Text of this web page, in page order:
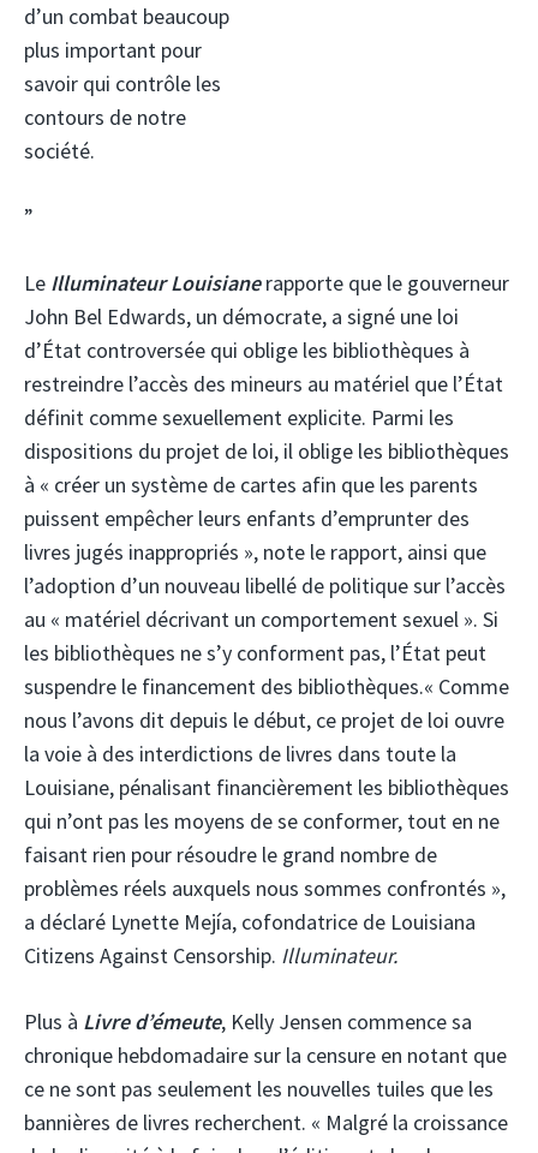
d’un combat beaucoup
plus important pour
savoir qui contrôle les
contours de notre
société.
”
Le Illuminateur Louisianerapporte que le gouverneur
John Bel Edwards, un démocrate, a signé une loi
d’État controversée qui oblige les bibliothèques à
restreindre l’accès des mineurs au matériel que l’État
définit comme sexuellement explicite. Parmi les
dispositions du projet de loi, il oblige les bibliothèques
à « créer un système de cartes afin que les parents
puissent empêcher leurs enfants d’emprunter des
livres jugés inappropriés », note le rapport, ainsi que
l’adoption d’un nouveau libellé de politique sur l’accès
au « matériel décrivant un comportement sexuel ». Si
les bibliothèques ne s’y conforment pas, l’État peut
suspendre le financement des bibliothèques.« Comme
nous l’avons dit depuis le début, ce projet de loi ouvre
la voie à des interdictions de livres dans toute la
Louisiane, pénalisant financièrement les bibliothèques
qui n’ont pas les moyens de se conformer, tout en ne
faisant rien pour résoudre le grand nombre de
problèmes réels auxquels nous sommes confrontés »,
a déclaré Lynette Mejía, cofondatrice de Louisiana
Citizens Against Censorship. Illuminateur.
Plus à Livre d’émeute, Kelly Jensen commence sa
chronique hebdomadaire sur la censure en notant que
ce ne sont pas seulement les nouvelles tuiles que les
bannières de livres recherchent. « Malgré la croissance